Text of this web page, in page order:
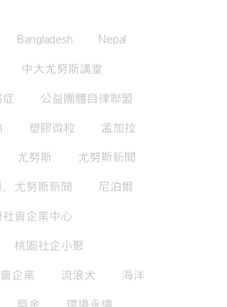
Bangladesh Nepal
中大尤努斯講堂
症 公益團體自律聯盟
塑膠微粒 孟加拉
尤努斯 尤努斯新聞
，尤努斯新聞 尼泊爾
社會企業中心
桃園社企小聚
企業 流浪犬 海洋
獎金 環境永續